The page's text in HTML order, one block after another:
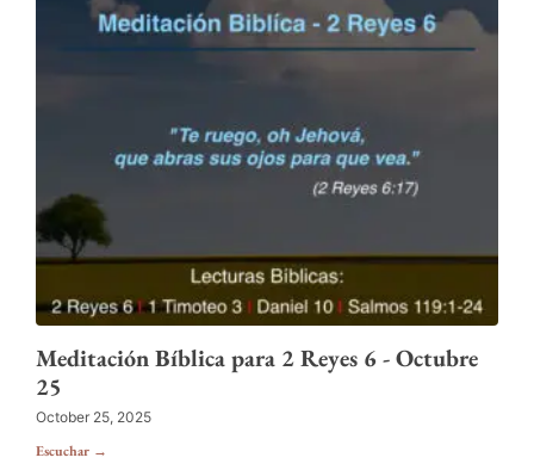
Meditación Bíblica para 2 Reyes 6 - Octubre
25
October 25, 2025
Escuchar →